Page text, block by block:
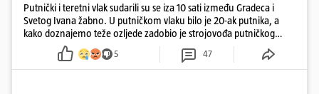
Putnički i teretni vlak sudarili su se iza 10 sati između Gradeca i
Svetog Ivana žabno. U putničkom vlaku bilo je 20-ak putnika, a
kako doznajemo teže ozljede zadobio je strojovođa putničkog
vlaka. Zatvoren je promet, a fotoreporteri Prigorskog objavili su
prve snimke s mjesta sudara
5 47